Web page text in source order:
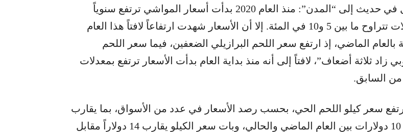
ويقول في حديث إلى “المدن”: منذ العام 2020 بدأت أسعار المواشي ترتفع سنوياً
بمعدلات تتراوح ما بين 5 و10 في المئة. إلا أن الأسعار شهدت ارتفاعاً لافتاً هذا العام
بالعام الماضي، إذ ارتفع سعر اللحم البرازيلي الضعفين، فيما سعر اللحم
زاد ثلاثة أضعاف”، لافتاً إلى أنه منذ بداية العام بدأت الأسعار ترتفع بمعدلات
السابق.
سعر كيلو اللحم الحي، بحسب رصد الأسعار في عدد من الأسواق، بما يقارب
8 إلى 10 دولارات بين العام الماضي والحالي، وبات سعر الكيلو يقارب 14 دولاراً مقابل